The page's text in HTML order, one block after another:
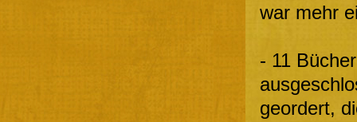
war mehr
- 11
geordert,